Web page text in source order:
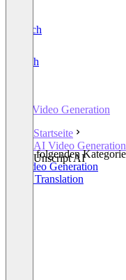
Deutsch
English
AI Video Generation
Startseite
AI Video Generation
Unscript AI
In den folgenden
AI Video Generation
Video Translation